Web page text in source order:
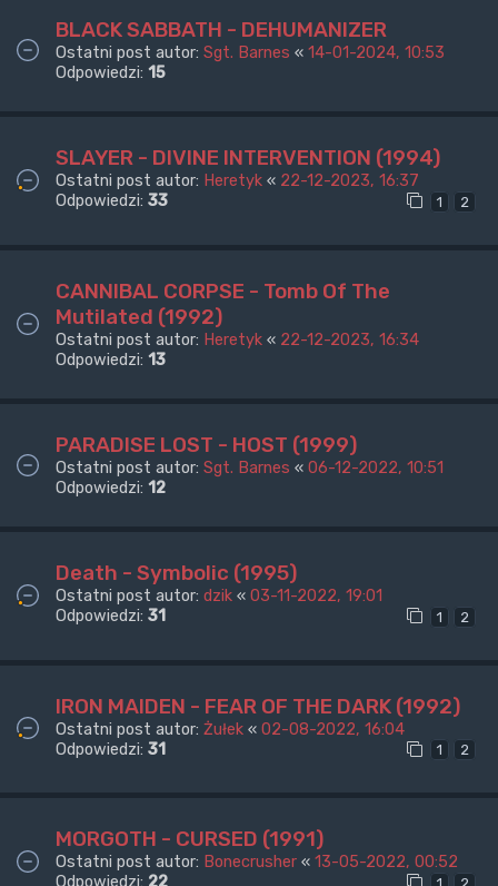
BLACK SABBATH - DEHUMANIZER
Ostatni post autor: Sgt. Barnes « 14-01-2024, 10:53
Odpowiedzi: 15
SLAYER - DIVINE INTERVENTION (1994)
Ostatni post autor: Heretyk « 22-12-2023, 16:37
Odpowiedzi: 33 1 2
CANNIBAL CORPSE - Tomb Of The
Mutilated (1992)
Ostatni post autor: Heretyk « 22-12-2023, 16:34
Odpowiedzi: 13
PARADISE LOST - HOST (1999)
Ostatni post autor: Sgt. Barnes « 06-12-2022, 10:51
Odpowiedzi: 12
Death - Symbolic (1995)
Ostatni post autor: dzik « 03-11-2022, 19:01
Odpowiedzi: 31 1 2
IRON MAIDEN - FEAR OF THE DARK (1992)
Ostatni post autor: Żułek « 02-08-2022, 16:04
Odpowiedzi: 31 1 2
MORGOTH - CURSED (1991)
Ostatni post autor: Bonecrusher « 13-05-2022, 00:52